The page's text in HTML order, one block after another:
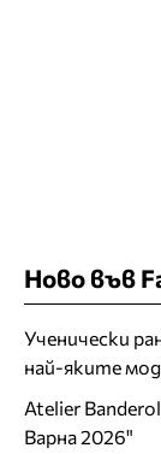
Ново във
Ученически
най-яките
Atelier
Варна 2026"